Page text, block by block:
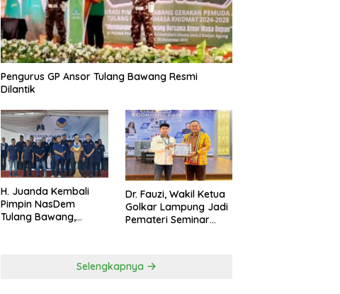
Pengurus GP Ansor Tulang Bawang Resmi
Dilantik
H. Juanda Kembali
Pimpin NasDem
Tulang Bawang,
Dr. Fauzi, Wakil Ketua
Golkar Lampung Jadi
Pemateri Seminar
Kebangsaan
Selengkapnya